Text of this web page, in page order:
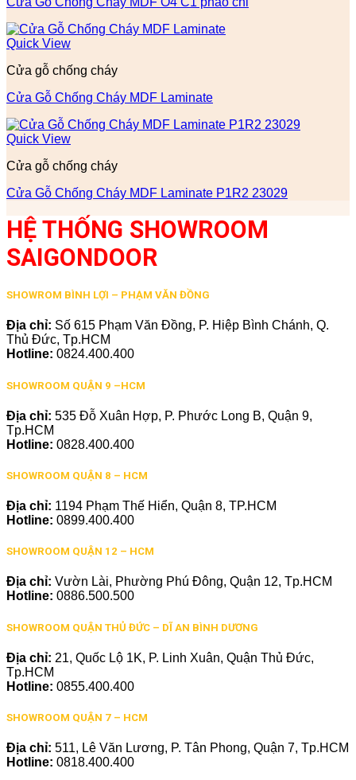
Quick View
Cửa gỗ chống cháy
Cửa Gỗ Chống Cháy MDF Laminate
Quick View
Cửa gỗ chống cháy
Cửa Gỗ Chống Cháy MDF Laminate P1R2 23029
HỆ THỐNG SHOWROOM
SAIGONDOOR
SHOWROM BÌNH LỢI – PHẠM VĂN ĐỒNG
Địa chỉ: Số 615 Phạm Văn Đồng, P. Hiệp Bình Chánh, Q.
Thủ Đức, Tp.HCM
Hotline: 0824.400.400
SHOWROOM QUẬN 9 –HCM
Địa chỉ: 535 Đỗ Xuân Hợp, P. Phước Long B, Quận 9,
Tp.HCM
Hotline: 0828.400.400
SHOWROOM QUẬN 8 – HCM
Địa chỉ: 1194 Phạm Thế Hiển, Quận 8, TP.HCM
Hotline: 0899.400.400
SHOWROOM QUẬN 12 – HCM
Địa chỉ: Vườn Lài, Phường Phú Đông, Quận 12, Tp.HCM
Hotline: 0886.500.500
SHOWROOM QUẬN THỦ ĐỨC – DĨ AN BÌNH DƯƠNG
Địa chỉ: 21, Quốc Lộ 1K, P. Linh Xuân, Quận Thủ Đức,
Tp.HCM
Hotline: 0855.400.400
SHOWROOM QUẬN 7 – HCM
Địa chỉ: 511, Lê Văn Lương, P. Tân Phong, Quận 7, Tp.HCM
Hotline: 0818.400.400